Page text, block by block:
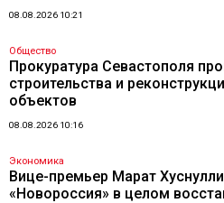
08.08.2026 10:21
Общество
Прокуратура Севастополя
строительства и
объектов
08.08.2026 10:16
Экономика
Вице-премьер Марат
«Новороссия» в целом